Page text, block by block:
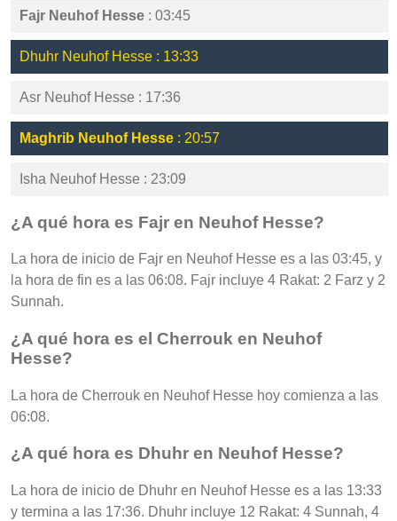
Fajr Neuhof Hesse : 03:45
Dhuhr Neuhof Hesse : 13:33
Asr Neuhof Hesse : 17:36
Maghrib Neuhof Hesse : 20:57
Isha Neuhof Hesse : 23:09
¿A qué hora es Fajr en Neuhof Hesse?
La hora de inicio de Fajr en Neuhof Hesse es a las 03:45, y
la hora de fin es a las 06:08. Fajr incluye 4 Rakat: 2 Farz y 2
Sunnah.
¿A qué hora es el Cherrouk en Neuhof
Hesse?
La hora de Cherrouk en Neuhof Hesse hoy comienza a las
06:08.
¿A qué hora es Dhuhr en Neuhof Hesse?
La hora de inicio de Dhuhr en Neuhof Hesse es a las 13:33
y termina a las 17:36. Dhuhr incluye 12 Rakat: 4 Sunnah, 4